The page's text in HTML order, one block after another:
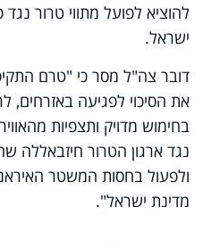
להוציא לפועל מתווי טרור
ישראל.
דובר צה"ל מסר כי "טרם
את הסיכוי לפגיעה באזרחים,
בחימוש מדויק ותצפיות
נגד ארגון הטרור
ולפעול בחסות המשטר
מדינת ישראל".